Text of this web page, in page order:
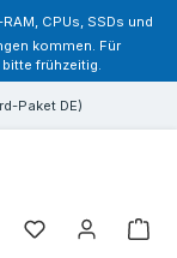
CPUs, SSDs und
kommen. Für
frühzeitig.
Paket DE)
Sie haben 0